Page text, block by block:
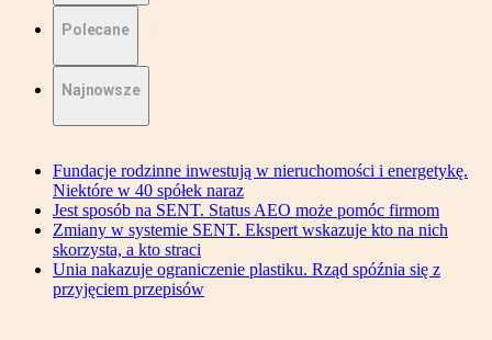
Polecane
Najnowsze
Fundacje rodzinne inwestują w nieruchomości i energetykę.
Niektóre w 40 spółek naraz
Jest sposób na SENT. Status AEO może pomóc firmom
Zmiany w systemie SENT. Ekspert wskazuje kto na nich
skorzysta, a kto straci
Unia nakazuje ograniczenie plastiku. Rząd spóźnia się z
przyjęciem przepisów